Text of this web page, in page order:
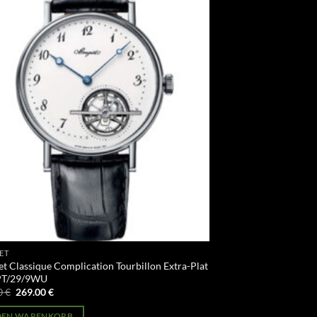
Classique Complication Tourbillon Extra-Plat
29/9WU
€ Ursprünglicher
war:
269.00€Aktueller
ist: